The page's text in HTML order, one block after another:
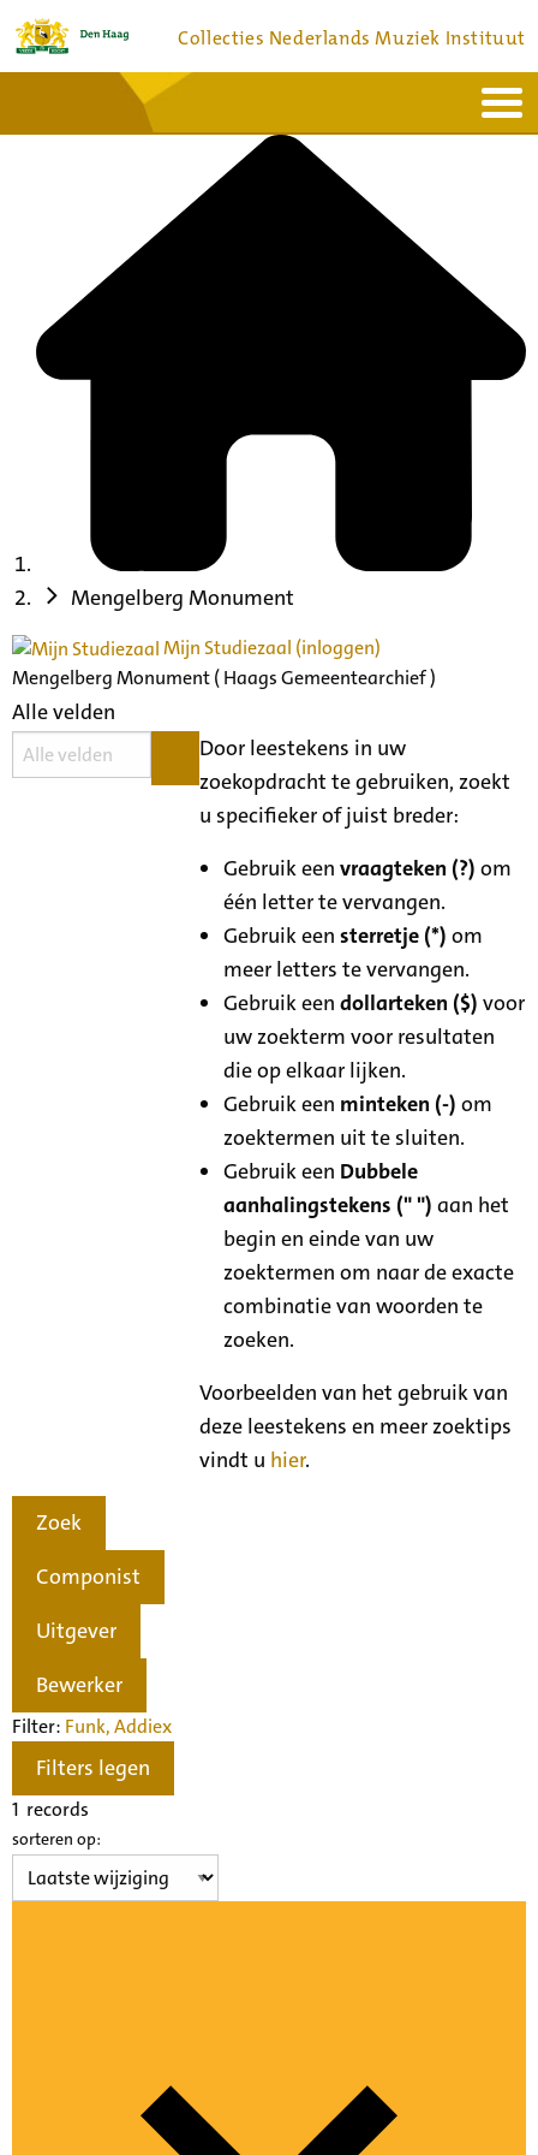
Collecties Nederlands Muziek Instituut
Bronnen en collecties
Mengelberg Monument
Mijn Studiezaal (inloggen)
Mengelberg Monument ( Haags Gemeentearchief )
Alle velden
Door leestekens in uw
zoekopdracht te gebruiken, zoekt
u specifieker of juist breder:
Gebruik eenvraagteken (?) om
één letter te vervangen.
Gebruik eensterretje (*) om
meer letters te vervangen.
Gebruik eendollarteken ($) voor
uw zoekterm voor resultaten
die op elkaar lijken.
Gebruik een minteken (-) om
zoektermen uit te sluiten.
Gebruik een Dubbele
aanhalingstekens (" ") aan het
begin en einde van uw
zoektermen om naar de exacte
combinatie van woorden te
zoeken.
Voorbeelden van het gebruik van
deze leestekens en meer zoektips
vindt u hier.
Zoek
Componist
Uitgever
Bewerker
Filter: Funk, Addiex
Filters legen
1 records
sorteren op: